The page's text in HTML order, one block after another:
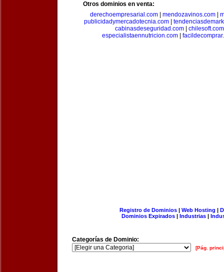
Otros dominios en venta:
derechoempresarial.com
mendozavinos.com
publicidadymercadotecnia.com|
cabinasdeseguridad.com| chilesoft.com
especialistaennutricion.com|
Registro de Dominios| Web Hosting |
Dominios Expirados | Industrias |
Categorías de Dominio:
[Pág.